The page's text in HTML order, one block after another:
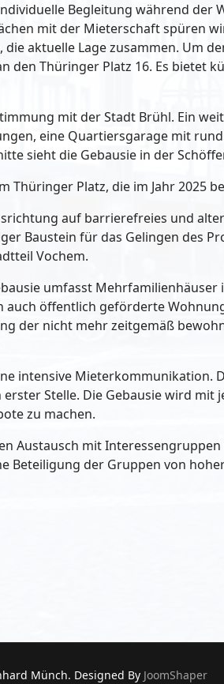
Begleitung während der
mit der Mieterschaft spüren
aktuelle Lage zusammen. Um
den Thüringer Platz 16. Es bietet
mit der Stadt Brühl. Ein
eine Quartiersgarage mit
sieht die Gebausie in der
Thüringer Platz, die im Jahr 2025
auf barrierefreies und
Baustein für das Gelingen des
Vochem.
umfasst
öffentlich geförderte
der nicht mehr zeitgemäß
intensive Mieterkommunikation.
Stelle. Die Gebausie wird
zu machen.
Austausch mit
Beteiligung der Gruppen von
Münch. Designed By JoomShaper